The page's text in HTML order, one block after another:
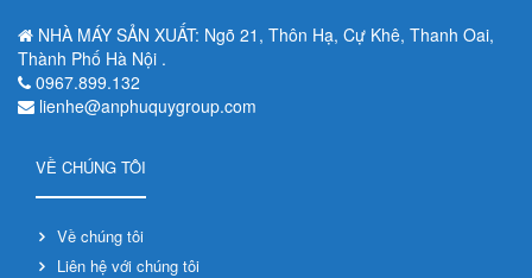
NHÀ MÁY SẢN XUẤT: Ngõ 21, Thôn Hạ, Cự Khê, Thanh Oai,
Thành Phố Hà Nội .
0967.899.132
lienhe@anphuquygroup.com
VỀ CHÚNG TÔI
Về chúng tôi
Liên hệ với chúng tôi